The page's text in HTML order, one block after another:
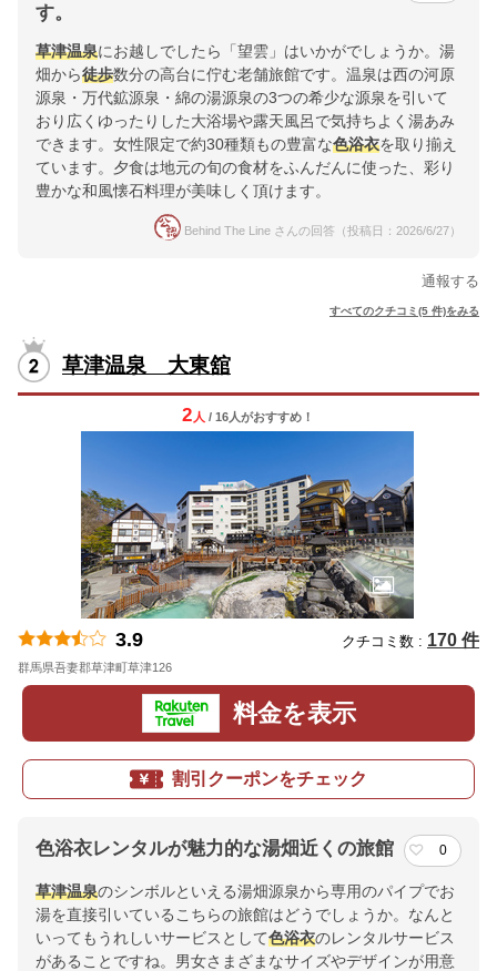
す。
草津温泉にお越しでしたら「望雲」はいかがでしょうか。湯
畑から徒歩数分の高台に佇む老舗旅館です。温泉は西の河原
源泉・万代鉱源泉・綿の湯源泉の3つの希少な源泉を引いて
おり広くゆったりした大浴場や露天風呂で気持ちよく湯あみ
できます。女性限定で約30種類もの豊富な色浴衣を取り揃え
ています。夕食は地元の旬の食材をふんだんに使った、彩り
豊かな和風懐石料理が美味しく頂けます。
Behind The Line さんの回答（投稿日：2026/6/27）
通報する
すべてのクチコミ(5 件)をみる
草津温泉 大東舘
2 人 / 16人がおすすめ！
3.9 クチコミ数 : 170 件
群馬県吾妻郡草津町草津126
料金を表示
割引クーポンをチェック
色浴衣レンタルが魅力的な湯畑近くの旅館 0
草津温泉のシンボルといえる湯畑源泉から専用のパイプでお
湯を直接引いているこちらの旅館はどうでしょうか。なんと
いってもうれしいサービスとして色浴衣のレンタルサービス
があることですね。男女さまざまなサイズやデザインが用意